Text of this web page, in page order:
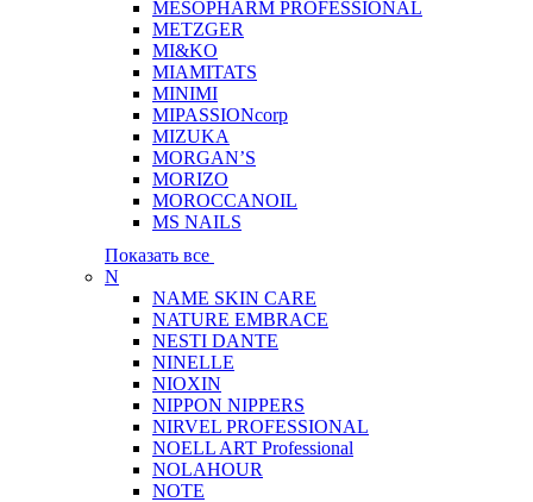
MESOPHARM PROFESSIONAL
METZGER
MI&KO
MIAMITATS
MINIMI
MIPASSIONcorp
MIZUKA
MORGAN’S
MORIZO
MOROCCANOIL
MS NAILS
Показать все
N
NAME SKIN CARE
NATURE EMBRACE
NESTI DANTE
NINELLE
NIOXIN
NIPPON NIPPERS
NIRVEL PROFESSIONAL
NOELL ART Professional
NOLAHOUR
NOTE